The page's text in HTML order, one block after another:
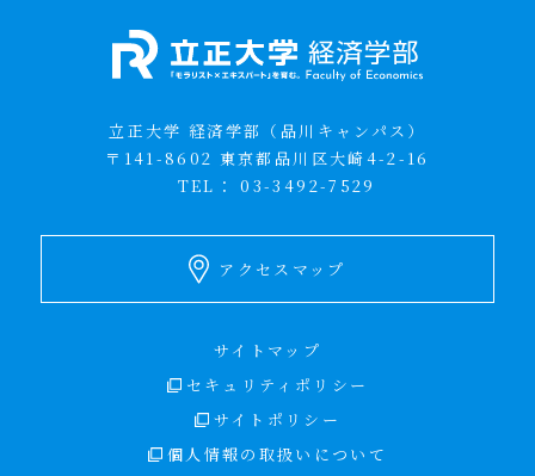
立正大学 経済学部（品川キャンパス）
〒141-8602 東京都品川区大崎4-2-16
TEL：03-3492-7529
アクセスマップ
サイトマップ
セキュリティポリシー
サイトポリシー
個人情報の取扱いについて